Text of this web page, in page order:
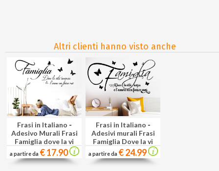
Altri clienti hanno visto anche
Frasi in Italiano -
Adesivo Murali Frasi
Famiglia dove la vi
a partire da € 17.90
Frasi in Italiano -
Adesivi murali Frasi
Famiglia Dove la vi
a partire da € 24.99